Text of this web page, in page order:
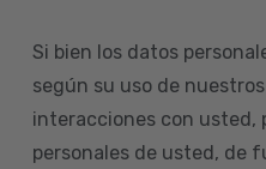
Si bien los datos
según su uso de
interacciones con usted,
personales de usted, de